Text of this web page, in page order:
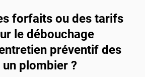
forfaits ou des tarifs
le débouchage
préventif des
plombier ?